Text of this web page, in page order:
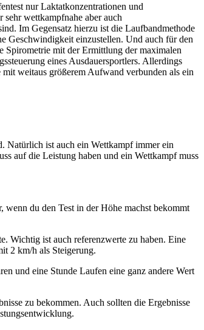
nur Laktatkonzentrationen und
wettkampfnahe aber auch
Im Gegensatz hierzu ist die Laufbandmethode
Geschwindigkeit einzustellen. Und auch für den
Spirometrie mit der Ermittlung der maximalen
eines Ausdauersportlers. Allerdings
weitaus größerem Aufwand verbunden als ein
Natürlich ist auch ein Wettkampf immer ein
auf die Leistung haben und ein Wettkampf muss
wenn du den Test in der Höhe machst bekommt
Wichtig ist auch referenzwerte zu haben. Eine
2 km/h als Steigerung.
und eine Stunde Laufen eine ganz andere Wert
zu bekommen. Auch sollten die Ergebnisse